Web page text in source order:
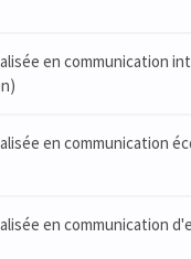
en communication
en communication
en communication